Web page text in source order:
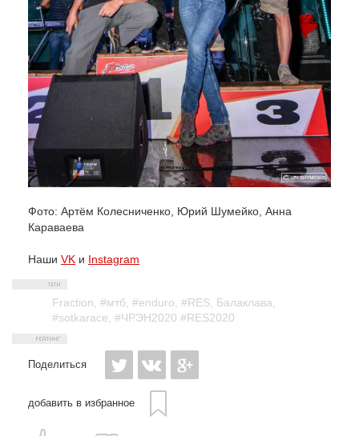
Фото: Артём Колесниченко, Юрий Шумейко, Анна
Караваева
Наши VK и Instagram
Fraction #мтб #enduro #RES Балаклава
#sotkarace #ЧРЭН2020 #RES2020
Поделиться
добавить в избранное